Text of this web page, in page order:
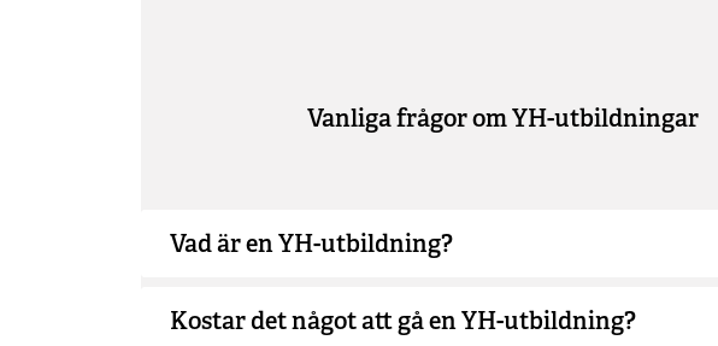
Vanliga frågor om YH-utbildningar
Vad är en YH-utbildning?
Kostar det något att gå en YH-utbildning?